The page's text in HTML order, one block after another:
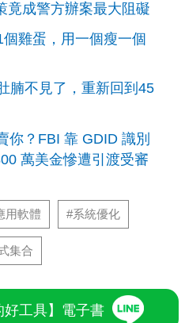
竟成警方辦案最大阻礙
雞蛋，用一個瘦一個
腩不見了，重新回到45
你？FBI 靠 GDID 識別
萬美金慘遭引渡受審
用軟體 #系統優化
集合
工具】電子書